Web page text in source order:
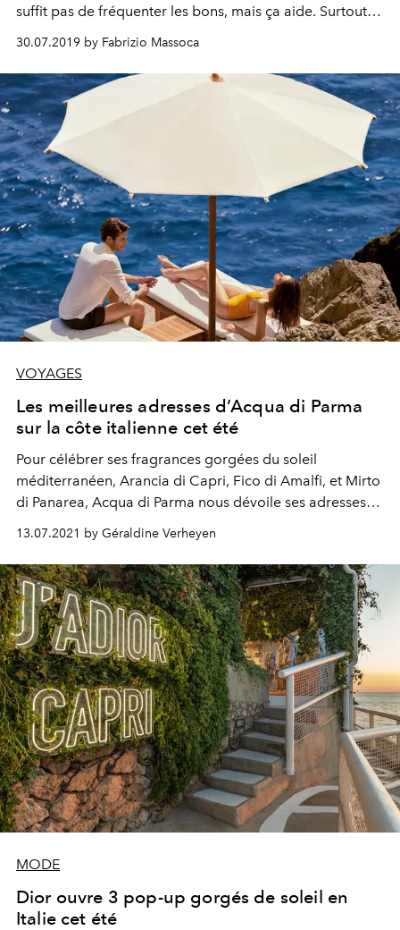
suffit pas de fréquenter les bons, mais ça aide. Surtout à
30.07.2019 by Fabrizio Massoca
VOYAGES
Les meilleures adresses d’Acqua di Parma
sur la côte italienne cet été
Pour célébrer ses fragrances gorgées du soleil
méditerranéen, Arancia di Capri, Fico di Amalfi, et Mirto
di Panarea, Acqua di Parma nous dévoile ses adresses
secrètes sur la côte italienne. Suivez le guide.
13.07.2021 by Géraldine Verheyen
MODE
Dior ouvre 3 pop-up gorgés de soleil en
Italie cet été